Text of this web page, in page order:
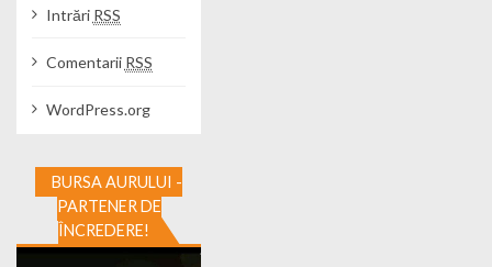
Intrări RSS
Comentarii RSS
WordPress.org
BURSA AURULUI -
PARTENER DE
ÎNCREDERE!